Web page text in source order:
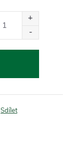
Sdílet